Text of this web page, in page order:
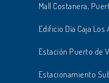
Mall Costanera,
Edificio Día Caja Los
Estación Puerto de
Estacionamiento